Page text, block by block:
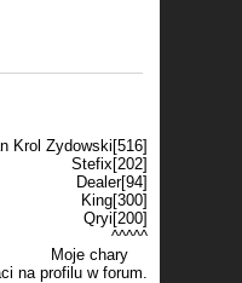
Krol Zydowski[516]
Stefix[202]
Dealer[94]
King[300]
Qryi[200]
^^^^^
Moje chary
na profilu w forum.